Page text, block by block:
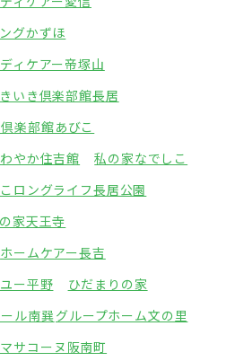
グかずほ
ィケアー帝塚山
いき倶楽部館長居
楽部館あびこ
やか住吉館
私の家なでしこ
ロングライフ長居公園
家天王寺
ホームケアー長吉
ー平野
ひだまりの家
ル南巽グループホーム文の里
サコーヌ阪南町